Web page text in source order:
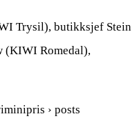
Trysil), butikksjef Stein
(KIWI Romedal),
› posts